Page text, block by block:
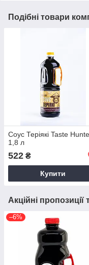
Подібні товари
Соус Теріякі Taste
1,8 л
522 ₴
Купити
Акційні пропозиції
–6%